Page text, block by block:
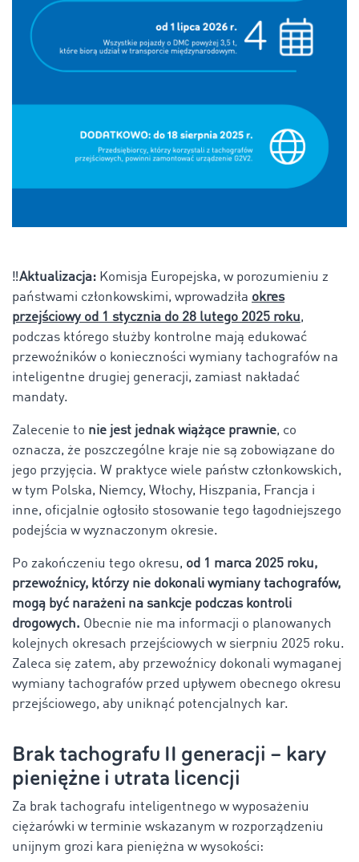
‼️Aktualizacja: Komisja Europejska, w porozumieniu z
państwami członkowskimi, wprowadziła okres
przejściowy od 1 stycznia do 28 lutego 2025 roku,
podczas którego służby kontrolne mają edukować
przewoźników o konieczności wymiany tachografów na
inteligentne drugiej generacji, zamiast nakładać
mandaty.
Zalecenie to nie jest jednak wiążące prawnie, co
oznacza, że poszczególne kraje nie są zobowiązane do
jego przyjęcia. W praktyce wiele państw członkowskich,
w tym Polska, Niemcy, Włochy, Hiszpania, Francja i
inne, oficjalnie ogłosiło stosowanie tego łagodniejszego
podejścia w wyznaczonym okresie.
Po zakończeniu tego okresu, od 1 marca 2025 roku,
przewoźnicy, którzy nie dokonali wymiany tachografów,
mogą być narażeni na sankcje podczas kontroli
drogowych. Obecnie nie ma informacji o planowanych
kolejnych okresach przejściowych w sierpniu 2025 roku.
Zaleca się zatem, aby przewoźnicy dokonali wymaganej
wymiany tachografów przed upływem obecnego okresu
przejściowego, aby uniknąć potencjalnych kar.
Brak tachografu II generacji – kary
pieniężne i utrata licencji
Za brak tachografu inteligentnego w wyposażeniu
ciężarówki w terminie wskazanym w rozporządzeniu
unijnym grozi kara pieniężna w wysokości: